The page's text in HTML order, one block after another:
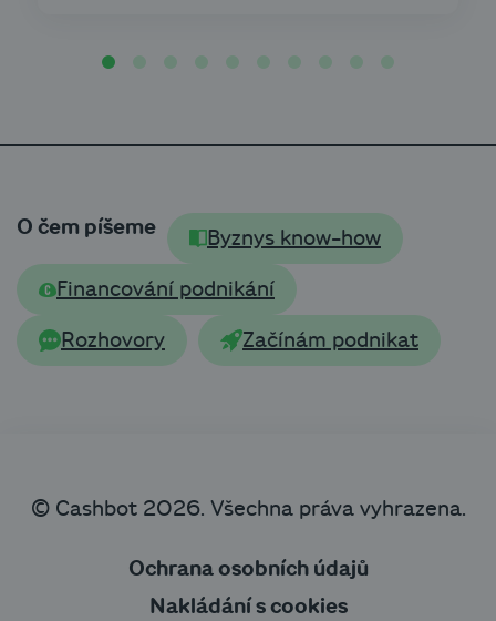
O čem píšeme Byznys know-how
Financování podnikání
Rozhovory Začínám podnikat
© Cashbot 2026. Všechna práva vyhrazena.
Ochrana osobních údajů
Nakládání s cookies